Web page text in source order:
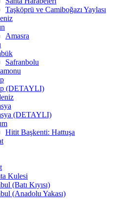
Taşköprü ve Camiboğazı Yaylası
Amasra
Safranbolu
(DETAYLI)
(DETAYLI)
Hitit Başkenti: Hattuşa
Kulesi
(Batı Kıyısı)
(Anadolu Yakası)